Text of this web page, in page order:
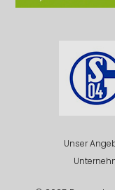
Unser